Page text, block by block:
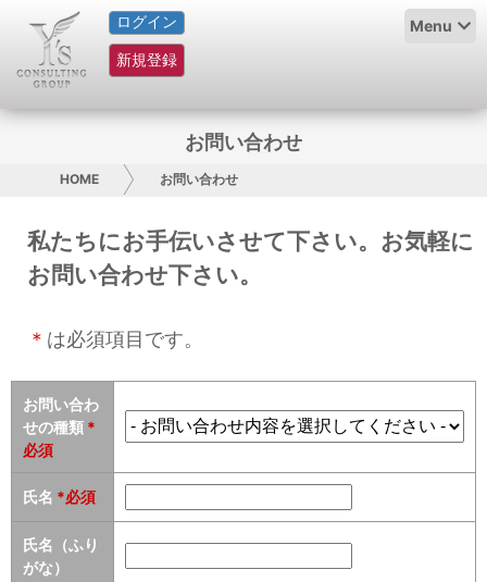
ログイン
新規登録
Menu
HOME
サービス紹介
グループ概要
採用情報
お問い合わせ
日本人にPR
リサーチ
セミナー
経済ニュース
お問い合わせ
HOME お問い合わせ
私たちにお手伝いさせて下さい。お気軽に
お問い合わせ下さい。
＊ は必須項目です。
お問い合わ
せの種類 *
必須
氏名 *必須
氏名（ふり
がな）